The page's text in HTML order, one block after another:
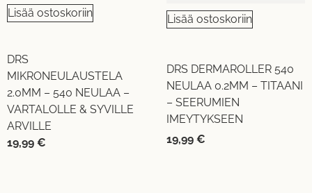
Lisää ostoskoriin
DRS
MIKRONEULAUSTELA
2.0MM – 540 NEULAA –
VARTALOLLE & SYVILLE
ARVILLE
19,99 €
Lisää ostoskoriin
DRS DERMAROLLER 540
NEULAA 0.2MM – TITAANI
– SEERUMIEN
IMEYTYKSEEN
19,99 €